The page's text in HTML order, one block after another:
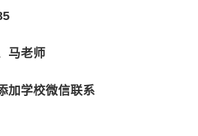
马老师
加学校微信联系